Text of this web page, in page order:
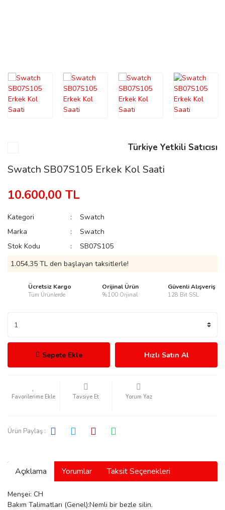
Türkiye Yetkili Satıcısı
Swatch SB07S105 Erkek Kol Saati
10.600,00 TL
Kategori
Swatch
Marka
Swatch
Stok Kodu
SB07S105
1.054,35 TL den başlayan taksitlerle!
Ücretsiz Kargo
Tüm Ürünlerde
Orijinal Ürün
%100 Orjinal
Güvenli Alışveriş
128 Bit SSL
Sepete Ekle Hızlı Satın Al
Tavsiye Et Yorum Yaz
Ürün Paylaş :
Açıklama Yorumlar Taksit Seçenekleri
Menşei: CH
Bakım Talimatları (Genel):Nemli bir bezle silin.